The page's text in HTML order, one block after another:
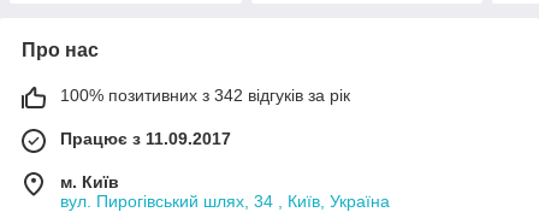
Про нас
100% позитивних з 342 відгуків за рік
Працює з 11.09.2017
м. Київ
вул. Пирогівський шлях, 34 , Київ, Україна